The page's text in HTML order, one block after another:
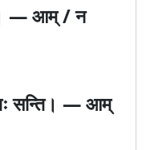
— आम् / न
सन्ति। — आम्